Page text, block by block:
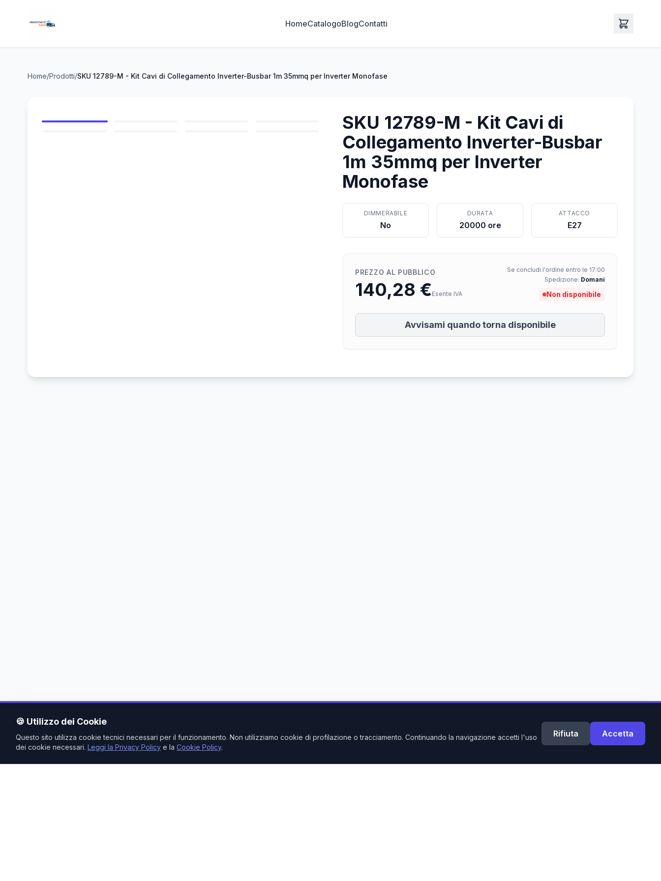
HomeCatalogoBlogContatti
Home/Prodotti/SKU 12789-M - Kit Cavi di Collegamento Inverter-Busbar 1m 35mmq per Inverter Monofase
SKU 12789-M - Kit Cavi di
Collegamento Inverter-Busbar
1m 35mmq per Inverter
Monofase
DIMMERABILE
No
DURATA
20000 ore
ATTACCO
E27
PREZZO AL PUBBLICO
140,28 €Esente IVA
Se concludi l'ordine entro le 17:00
Spedizione: Domani
Non disponibile
Avvisami quando torna disponibile
🍪 Utilizzo dei Cookie
Questo sito utilizza cookie tecnici necessari per il funzionamento. Non utilizziamo cookie di profilazione o tracciamento. Continuando la navigazione accetti l'uso
dei cookie necessari. Leggi la Privacy Policy e la Cookie Policy.
Rifiuta Accetta